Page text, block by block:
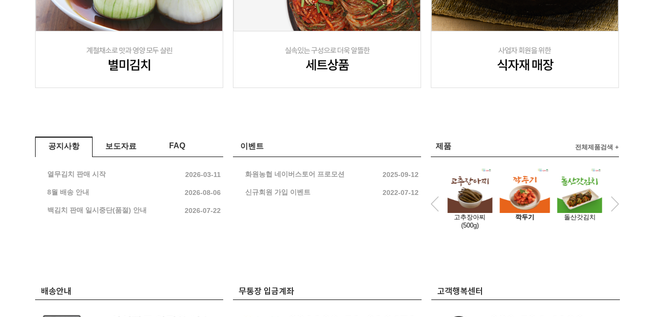
공지사항 보도자료 FAQ
열무김치 판매 시작 2026-03-11
8월 배송 안내 2026-08-06
백김치 판매 일시중단(품절) 안내 2026-07-22
이벤트
화원농협 네이버스토어 프로모션 2025-09-12
신규회원 가입 이벤트 2022-07-12
제품 전체제품검색 +
고추장아찌
(500g)
깍두기 돌산갓김치